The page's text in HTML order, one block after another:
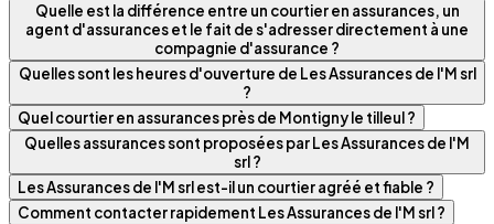
Quelle est la différence entre un courtier en assurances, un
agent d'assurances et le fait de s'adresser directement à une
compagnie d'assurance ?
Quelles sont les heures d'ouverture de Les Assurances de l'M srl
?
Quel courtier en assurances près de Montigny le tilleul ?
Quelles assurances sont proposées par Les Assurances de l'M
srl ?
Les Assurances de l'M srl est-il un courtier agréé et fiable ?
Comment contacter rapidement Les Assurances de l'M srl ?